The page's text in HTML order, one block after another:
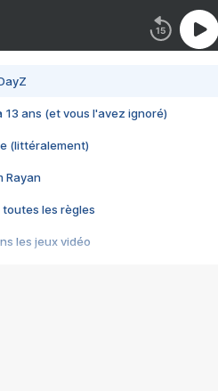
13 ans (et vous l'avez ignoré)
(littéralement)
Rayan
toutes les règles
les jeux vidéo